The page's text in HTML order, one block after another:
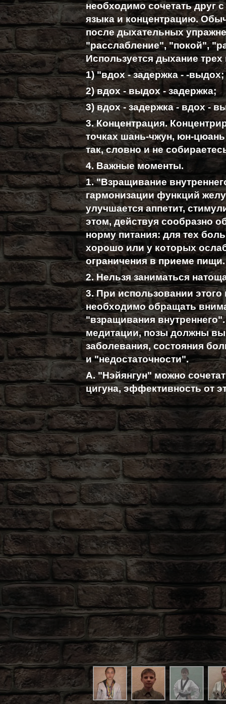
необходимо сочетать друг
языка и концентрацию.
после дыхательных
"расслабление", "покой",
Используется дыхание
1) "вдох - задержка - -выдох;
2) вдох - выдох - задержка;
3) вдох - задержка - вдох -
3. Концентрация.
точках шань-чжун, юн-цюань
так, словно и не
4. Важные моменты.
1. "Взращивание
гармонизации функций
улучшается аппетит,
этом, действуя сообразно
норму питания: для тех
хорошо или у которых
ограничения в приеме пищи.
2. Нельзя заниматься
3. При использовании
необходимо обращать
"взращивания
медитации, позы должны
заболевания, состояния
и "недостаточности".
А. "Нэйянгун" можно
цигуна, эффективность от